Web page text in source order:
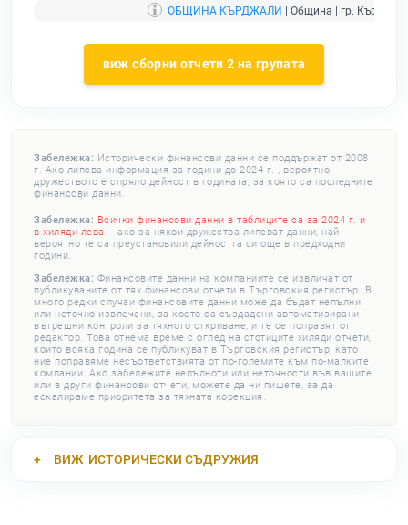
ОБЩИНА КЪРДЖАЛИ
| Община | гр.
виж сборни отчети 2 на групата
Забележка: Исторически финансови данни се поддържат от 2008
г. Ако липсва информация за години до 2024 г. , вероятно
дружеството е спряло дейност в годината, за която са последните
финансови данни.
Забележка: Всички финансови данни в таблиците са за 2024 г. и
в хиляди лева – ако за някои дружества липсват данни, най-
вероятно те са преустановили дейността си още в предходни
години.
Забележка: Финансовите данни на компаниите се извличат от
публикуваните от тях финансови отчети в Търговския регистър. В
много редки случаи финансовите данни може да бъдат непълни
или неточно извлечени, за което са създадени автоматизирани
вътрешни контроли за тяхното откриване, и те се поправят от
редактор. Това отнема време с оглед на стотиците хиляди отчети,
които всяка година се публикуват в Търговския регистър, като
ние поправяме несъответствията от по-големите към по-малките
компании. Ако забележите непълноти или неточности във вашите
или в други финансови отчети, можете да ни пишете, за да
ескалираме приоритета за тяхната корекция.
ВИЖ ИСТОРИЧЕСКИ СЪДРУЖИЯ